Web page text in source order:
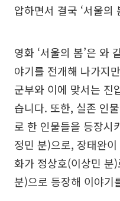
압하면서 결국 ‘서울의
영화 ‘서울의 봄’은 와
야기를 전개해 나가지
군부와 이에 맞서는 진
습니다. 또한, 실존 인
로 한 인물들을 등장시
정민 분)으로, 장태완
화가 정상호(이상민 분
분)으로 등장해 이야기